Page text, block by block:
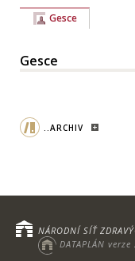
Gesce
Gesce
..ARCHIV
NÁRODNÍ SÍŤ
DATAPLÁN